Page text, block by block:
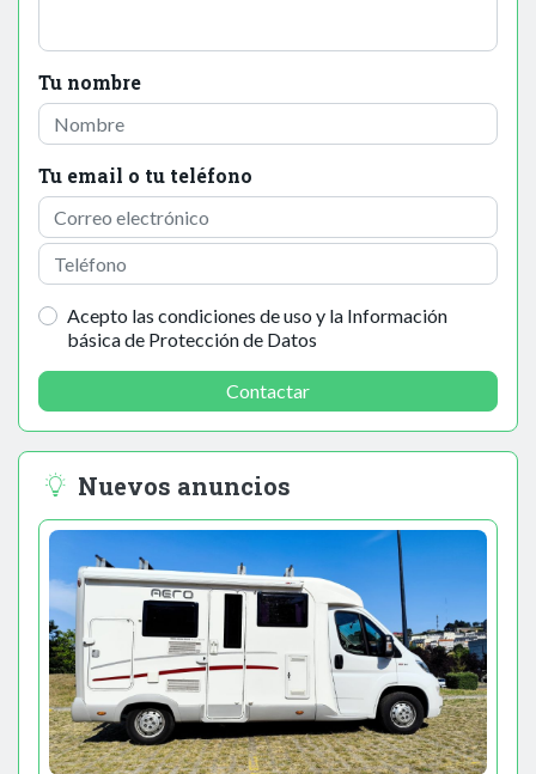
Tu nombre
Tu email o tu teléfono
Acepto las condiciones de uso y la Información
básica de Protección de Datos
Contactar
Nuevos anuncios